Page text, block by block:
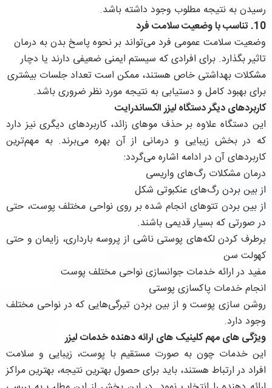
رسیدن به نتیجه مطلوب وجود داشته باشد.
10. تناسب با وضعیت سلامت فرد
وضعیت سلامت عمومی فرد می‌تواند بر نحوه پاسخ بدن به درمان
تاثیر بگذارد. برای افرادی که سیستم ایمنی ضعیفی دارند یا دچار
مشکلات بهداشتی خاص هستند، ممکن است تعداد جلسات بیشتری
برای بهبود کامل و دستیابی به نتیجه مورد نظر ضروری باشد.
كاربردهای ديگر دستگاه ليزر الكساندرايت
اين دستگاه علاوه بر حذف موهای زائد، كاربردهای ديگری نيز دارد
كه در بخش زيبايی و درمانی از آن بهره می‌برند. به مهم‌ترين
كاربردهای آن در ادامه اشاره می‌گردد:
درمان مشكلات رگ‌های واريسی
از بين بردن رگ‌های عنكبوتی شكل
از بين بردن تتو‌های انجام شده بر روی نواحی مختلف پوست، حتی
در صورتی كه بسيار قديمی باشند.
برطرف كردن لكه‌های پوستی ناشی از پروسه بارداری، زايمان و حتی
كهولت سن
مفيد در ارائه خدمات جوانسازی نواحی مختلف پوست
انجام خدمات پاكسازی پوستی
روشن سازی پوست و از بين بردن تيرگی‌هايی كه در نواحی مختلف
وجود دارد.
ويژگی ‌های مهم كلينيک های ارائه دهنده خدمات ليزر
اين خدمات چون به صورت مستقيم با پوست، زيبايی و سلامت
افراد در ارتباط هستند، بايد برای حصول بهترين نتيجه، بهترين مراكز